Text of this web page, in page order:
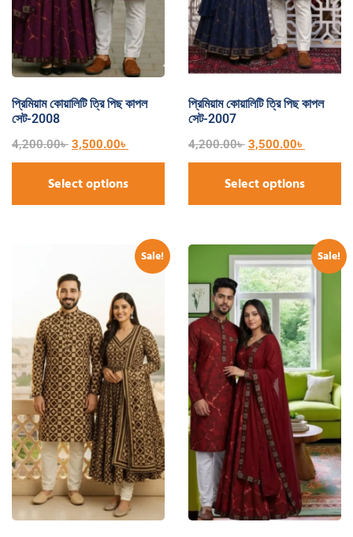
প্রিমিয়াম কোয়ালিটি ত্রি পিছ কাপল
সেট-2008
4,200.00৳ 3,500.00৳
Select options
প্রিমিয়াম কোয়ালিটি ত্রি পিছ কাপল
সেট-2007
4,200.00৳ 3,500.00৳
Select options
Sale! Sale!